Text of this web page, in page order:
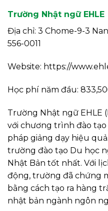
Trường Nhật ngữ EHLE
Địa chỉ: 3 Chome-9-3
556-0011
Website: https://
Học phí năm đầu:
Trường Nhật ngữ EHLE
với chương trình đào
pháp giảng dạy hiệu
trường đào tạo Du học
Nhật Bản tốt nhất. Với
động, trường đã chứng
bằng cách tạo ra hàng
nhật bản ngành ngôn